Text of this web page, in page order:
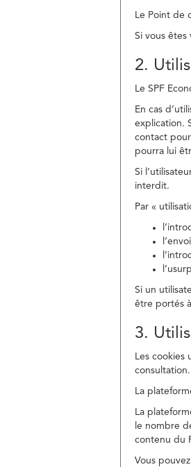
Le Point de
Si vous êtes
2.
Le SPF
En cas
explication.
contact
pourra lui
Si
interdit.
Par «
Si un
être portés
3.
Les cookies
La
La
le nombre
contenu du
Vous